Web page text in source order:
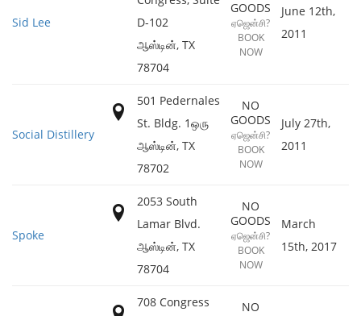
Sid Lee
D-102
ஆஸ்டின், TX
78704
GOODS
ஏஜென்சி?
BOOK
NOW
June 12th,
2011
Social Distillery
501 Pedernales
St. Bldg. 1ஒரு
ஆஸ்டின், TX
78702
NO
GOODS
ஏஜென்சி?
BOOK
NOW
July 27th,
2011
Spoke
2053 South
Lamar Blvd.
ஆஸ்டின், TX
78704
NO
GOODS
ஏஜென்சி?
BOOK
NOW
March
15th, 2017
708 Congress
NO